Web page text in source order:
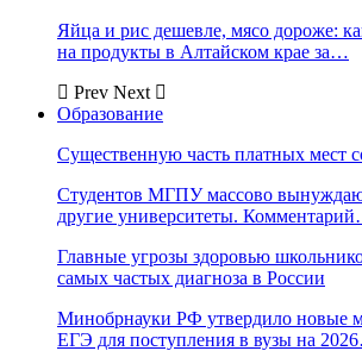
Яйца и рис дешевле, мясо дороже:
на продукты в Алтайском крае за…
Prev Next
Образование
Существенную часть платных мест
Студентов МГПУ массово
другие университеты.
Главные угрозы здоровью
самых частых диагноза в России
Минобрнауки РФ утвердило новые
ЕГЭ для поступления в вузы на